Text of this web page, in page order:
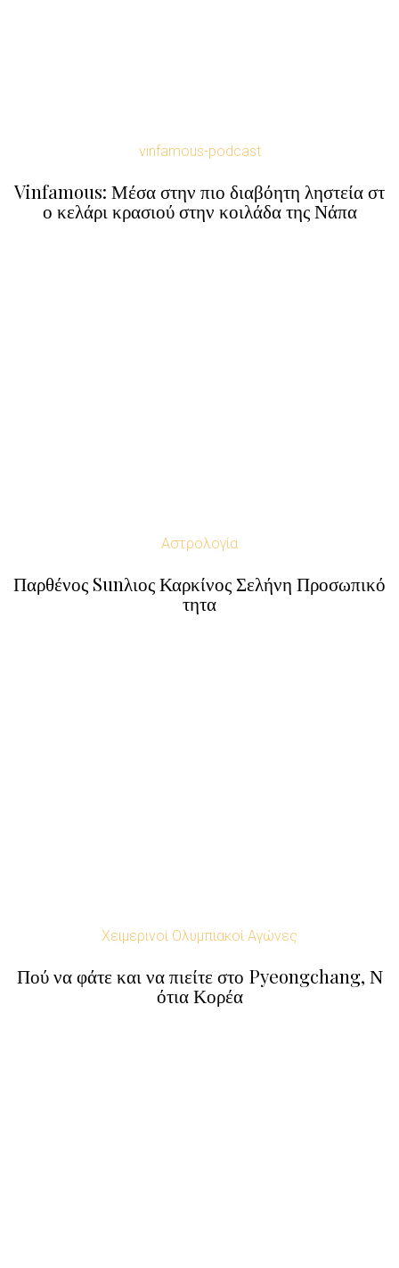
vinfamous-podcast
Vinfamous: Μέσα στην πιο διαβόητη ληστεία στ
ο κελάρι κρασιού στην κοιλάδα της Νάπα
Αστρολογία
Παρθένος Sunλιος Καρκίνος Σελήνη Προσωπικό
τητα
Χειμερινοί Ολυμπιακοί Αγώνες
Πού να φάτε και να πιείτε στο Pyeongchang, Ν
ότια Κορέα